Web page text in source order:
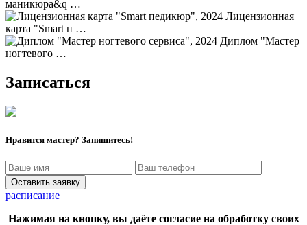
маникюра&q …
Лицензионная
карта "Smart п …
Диплом "Мастер
ногтевого …
Записаться
Нравится мастер? Запишитесь!
Оставить заявку
расписание
Нажимая на кнопку, вы даёте согласие на обработку своих